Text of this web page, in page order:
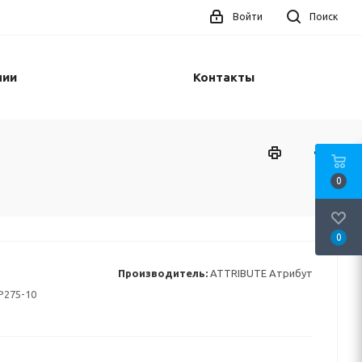
Поиск
Войти
Контакты
Производитель: ATTRIBUTE Атрибут
10
0
0